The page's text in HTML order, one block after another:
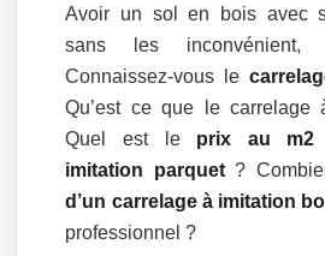
Avoir un sol en bois avec
sans les inconvénient,
Connaissez-vous le
Qu’est ce que le carrelage
Quel est le prix au m2
imitation parquet?
d’un carrelage à imitation
professionnel ?